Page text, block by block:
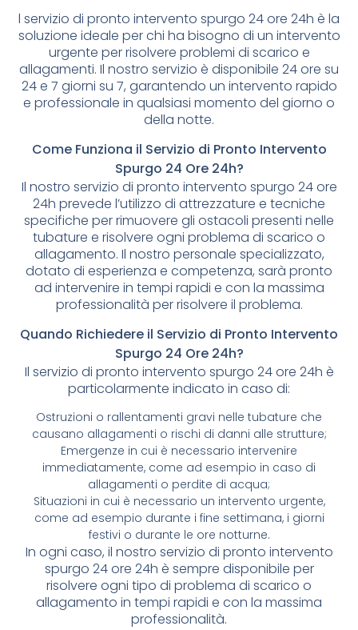
l servizio di pronto intervento spurgo 24 ore 24h è la
soluzione ideale per chi ha bisogno di un intervento
urgente per risolvere problemi di scarico e
allagamenti. Il nostro servizio è disponibile 24 ore su
24 e 7 giorni su 7, garantendo un intervento rapido
e professionale in qualsiasi momento del giorno o
della notte.
Come Funziona il Servizio di Pronto Intervento
Spurgo 24 Ore 24h?
Il nostro servizio di pronto intervento spurgo 24 ore
24h prevede l’utilizzo di attrezzature e tecniche
specifiche per rimuovere gli ostacoli presenti nelle
tubature e risolvere ogni problema di scarico o
allagamento. Il nostro personale specializzato,
dotato di esperienza e competenza, sarà pronto
ad intervenire in tempi rapidi e con la massima
professionalità per risolvere il problema.
Quando Richiedere il Servizio di Pronto Intervento
Spurgo 24 Ore 24h?
Il servizio di pronto intervento spurgo 24 ore 24h è
particolarmente indicato in caso di:
Ostruzioni o rallentamenti gravi nelle tubature che
causano allagamenti o rischi di danni alle strutture;
Emergenze in cui è necessario intervenire
immediatamente, come ad esempio in caso di
allagamenti o perdite di acqua;
Situazioni in cui è necessario un intervento urgente,
come ad esempio durante i fine settimana, i giorni
festivi o durante le ore notturne.
In ogni caso, il nostro servizio di pronto intervento
spurgo 24 ore 24h è sempre disponibile per
risolvere ogni tipo di problema di scarico o
allagamento in tempi rapidi e con la massima
professionalità.